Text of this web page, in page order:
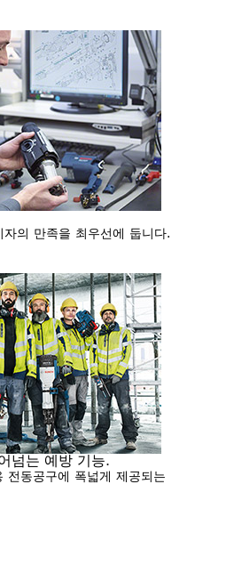
의 만족을 최우선에 둡니다.
넘는 예방 기능.
동공구에 폭넓게 제공되는